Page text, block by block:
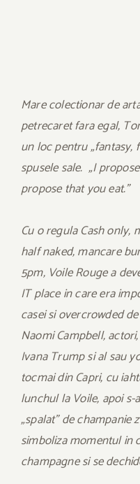
Mare colectionar de
petrecaret fara egal,
un loc pentru „fantasy,
spusele sale. „I
propose that you eat.”
Cu o regula Cash only,
half naked, mancare
5pm, Voile Rouge a
IT place in care era
casei si overcrowded
Naomi Campbell,
Ivana Trump si al sau
tocmai din Capri, cu
lunchul la Voile, apoi
„spalat” de champanie
simboliza momentul in
champagne si se